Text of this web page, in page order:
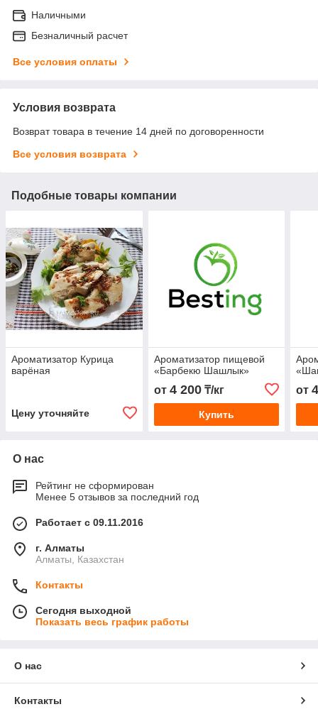
Наличными
Безналичный расчет
Все условия оплаты
Условия возврата
Возврат товара в течение 14 дней по договоренности
Все условия возврата
Подобные товары компании
Ароматизатор Курица
варёная
Цену уточняйте
Ароматизатор пищевой
«Барбекю Шашлык»
от 4 200₸/кг
Купить
от
О нас
Рейтинг не сформирован
Менее 5 отзывов за последний год
Работает с 09.11.2016
г. Алматы
Алматы, Казахстан
Контакты
Сегодня выходной
Показать весь график работы
О нас
Контакты